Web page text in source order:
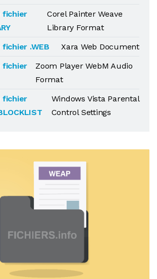
fichier
Corel Painter Weave
Library Format
.WEB
Xara Web Document
fichier
Zoom Player WebM Audio
Format
fichier
Windows Vista Parental
Control Settings